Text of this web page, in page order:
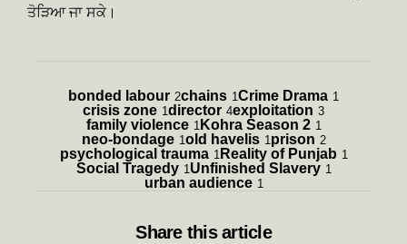
ਤੋੜਿਆ ਜਾ ਸਕੇ।
bonded labour 2chains 1Crime Drama 1
crisis zone 1director 4exploitation 3
family violence 1 Kohra Season 2 1
neo-bondage 1old havelis 1prison 2
psychological trauma 1 Reality of Punjab 1
Social Tragedy 1Unfinished Slavery 1
urban audience 1
Share this article